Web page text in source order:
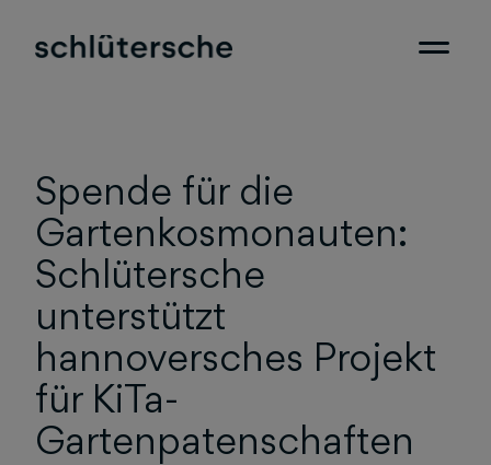
Spende für die
Gartenkosmonauten:
Schlütersche
unterstützt
hannoversches Projekt
für KiTa-
Gartenpatenschaften